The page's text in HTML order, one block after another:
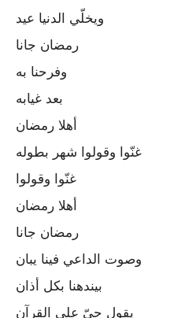
ويخلّي الدنيا عيد
رمضان جانا
وفرحنا به
بعد غيابه
أهلا رمضان
غنّوا وقولوا شهر بطوله
غنّوا وقولوا
أهلا رمضان
رمضان جانا
وصوت الداعي فينا يبان
بيندهنا بكل أذان
يقول حيّ على القرآن